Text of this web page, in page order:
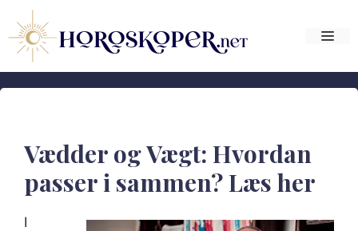
indhold
Vædder og Vægt: Hvordan
passer i sammen? Læs her
I